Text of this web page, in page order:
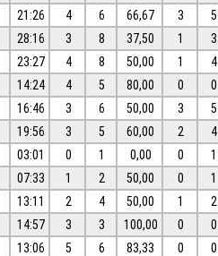
21:26 4 6 66,67 3
5
28:16 3 8 37,50 1
3
23:27 4 8 50,00 1
4
14:24 4 5 80,00 0
0
16:46 3 6 50,00 3
5
19:56 3 5 60,00 2
4
03:01 0 1 0,00 0
1
07:33 1 2 50,00 0
1
13:11 2 4 50,00 1
2
14:57 3 3 100,00 0
0
13:06 5 6 83,33 0
0